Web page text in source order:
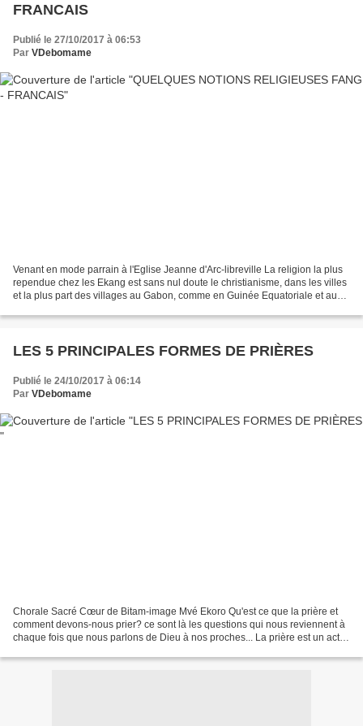
FRANCAIS
Publié le 27/10/2017 à 06:53
Par VDebomame
Venant en mode parrain à l'Eglise Jeanne d'Arc-libreville La religion la plus
rependue chez les Ekang est sans nul doute le christianisme, dans les villes
et la plus part des villages au Gabon, comme en Guinée Equatoriale et au
LES 5 PRINCIPALES FORMES DE PRIÈRES
Publié le 24/10/2017 à 06:14
Par VDebomame
Chorale Sacré Cœur de Bitam-image Mvé Ekoro Qu'est ce que la prière et
comment devons-nous prier? ce sont là les questions qui nous reviennent à
chaque fois que nous parlons de Dieu à nos proches... La prière est un acte